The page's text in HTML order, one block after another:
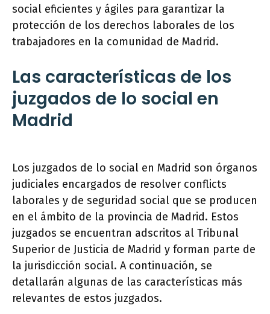
social eficientes y ágiles para garantizar la
protección de los derechos laborales de los
trabajadores en la comunidad de Madrid.
Las características de los
juzgados de lo social en
Madrid
Los juzgados de lo social en Madrid son órganos
judiciales encargados de resolver conflicts
laborales y de seguridad social que se producen
en el ámbito de la provincia de Madrid. Estos
juzgados se encuentran adscritos al Tribunal
Superior de Justicia de Madrid y forman parte de
la jurisdicción social. A continuación, se
detallarán algunas de las características más
relevantes de estos juzgados.